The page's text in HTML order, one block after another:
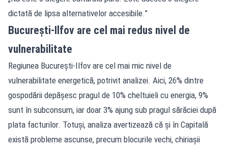
dictată de lipsa alternativelor accesibile.”
București-Ilfov are cel mai redus nivel de
vulnerabilitate
Regiunea București-Ilfov are cel mai mic nivel de
vulnerabilitate energetică, potrivit analizei. Aici, 26% dintre
gospodării depășesc pragul de 10% cheltuieli cu energia, 9%
sunt în subconsum, iar doar 3% ajung sub pragul sărăciei după
plata facturilor. Totuși, analiza avertizează că și în Capitală
există probleme ascunse, precum blocurile vechi, chiriașii